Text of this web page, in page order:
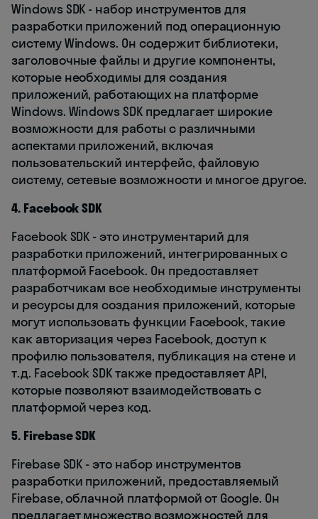
Windows SDK - набор инструментов для
разработки приложений под операционную
систему Windows. Он содержит библиотеки,
заголовочные файлы и другие компоненты,
которые необходимы для создания
приложений, работающих на платформе
Windows. Windows SDK предлагает широкие
возможности для работы с различными
аспектами приложений, включая
пользовательский интерфейс, файловую
систему, сетевые возможности и многое другое.
4. Facebook SDK
Facebook SDK - это инструментарий для
разработки приложений, интегрированных с
платформой Facebook. Он предоставляет
разработчикам все необходимые инструменты
и ресурсы для создания приложений, которые
могут использовать функции Facebook, такие
как авторизация через Facebook, доступ к
профилю пользователя, публикация на стене и
т.д. Facebook SDK также предоставляет API,
которые позволяют взаимодействовать с
платформой через код.
5. Firebase SDK
Firebase SDK - это набор инструментов
разработки приложений, предоставляемый
Firebase, облачной платформой от Google. Он
предлагает множество возможностей для